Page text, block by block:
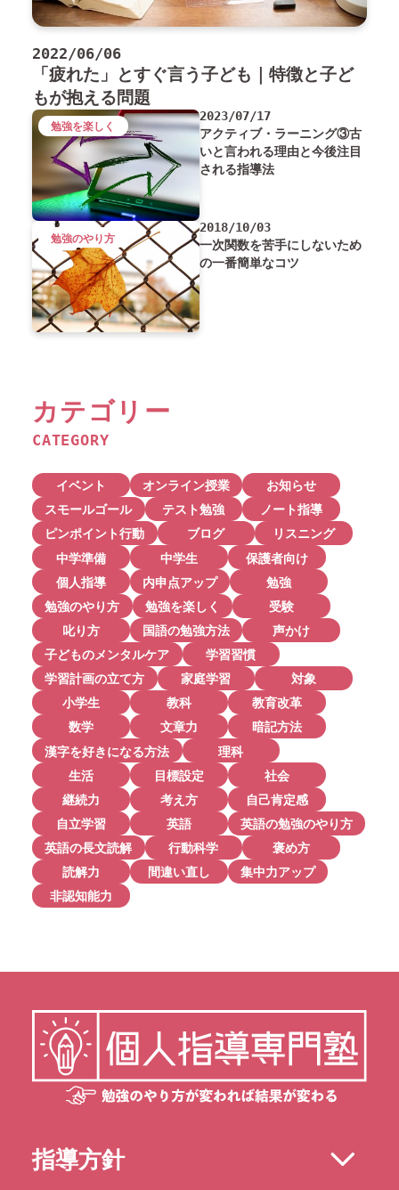
2022/06/06
「疲れた」とすぐ言う子ども｜特徴と子ど
もが抱える問題
2023/07/17
アクティブ・ラーニング③古
いと言われる理由と今後注目
される指導法
勉強を楽しく
2018/10/03
一次関数を苦手にしないため
の一番簡単なコツ
勉強のやり方
カテゴリー
CATEGORY
イベント オンライン授業
お知らせ
スモールゴール
テスト勉強
ノート指導
ピンポイント行動
ブログ
リスニング
中学準備
中学生
保護者向け
個人指導
内申点アップ
勉強
勉強のやり方
勉強を楽しく
受験
叱り方
国語の勉強方法
声かけ
子どものメンタルケア
学習習慣
学習計画の立て方
家庭学習
対象
小学生
教科
教育改革
数学
文章力
暗記方法
漢字を好きになる方法
理科
生活
目標設定
社会
継続力
考え方
自己肯定感
自立学習
英語
英語の勉強のやり方
英語の長文読解
行動科学
褒め方
読解力
間違い直し
集中力アップ
非認知能力
指導方針